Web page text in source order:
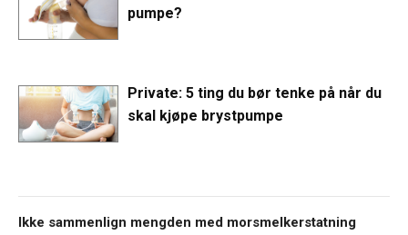
pumpe?
Private: 5 ting du bør tenke på når du
skal kjøpe brystpumpe
Ikke sammenlign mengden med morsmelkerstatning